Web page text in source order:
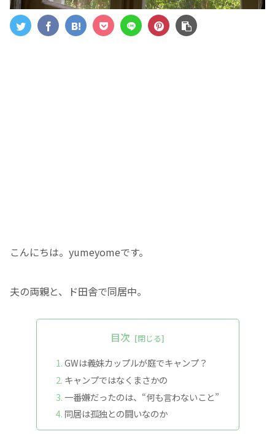
こんにちは。yumeyomeです。
夫の両親と、ド田舎で同居中。
目次
GWは義妹カップルが庭でキャンプ？
キャンプではなくまさかの
一番嫌だったのは、“何も言わないこと”
同居は孤独との闘いなのか